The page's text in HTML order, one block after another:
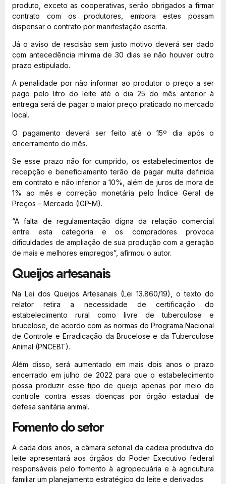
produto, exceto as cooperativas, serão obrigados a firmar
contrato com os produtores, embora estes possam
dispensar o contrato por manifestação escrita.
Já o aviso de rescisão sem justo motivo deverá ser dado
com antecedência mínima de 30 dias se não houver outro
prazo estipulado.
A penalidade por não informar ao produtor o preço a ser
pago pelo litro do leite até o dia 25 do mês anterior à
entrega será de pagar o maior preço praticado no mercado
local.
O pagamento deverá ser feito até o 15º dia após o
encerramento do mês.
Se esse prazo não for cumprido, os estabelecimentos de
recepção e beneficiamento terão de pagar multa definida
em contrato e não inferior a 10%, além de juros de mora de
1% ao mês e correção monetária pelo Índice Geral de
Preços – Mercado (IGP-M).
“A falta de regulamentação digna da relação comercial
entre esta categoria e os compradores provoca
dificuldades de ampliação de sua produção com a geração
de mais e melhores empregos”, afirmou o autor.
Queijos artesanais
Na Lei dos Queijos Artesanais (Lei 13.860/19), o texto do
relator retira a necessidade de certificação do
estabelecimento rural como livre de tuberculose e
brucelose, de acordo com as normas do Programa Nacional
de Controle e Erradicação da Brucelose e da Tuberculose
Animal (PNCEBT).
Além disso, será aumentado em mais dois anos o prazo
encerrado em julho de 2022 para que o estabelecimento
possa produzir esse tipo de queijo apenas por meio do
controle contra essas doenças por órgão estadual de
defesa sanitária animal.
Fomento do setor
A cada dois anos, a câmara setorial da cadeia produtiva do
leite apresentará aos órgãos do Poder Executivo federal
responsáveis pelo fomento à agropecuária e à agricultura
familiar um planejamento estratégico do leite e derivados.